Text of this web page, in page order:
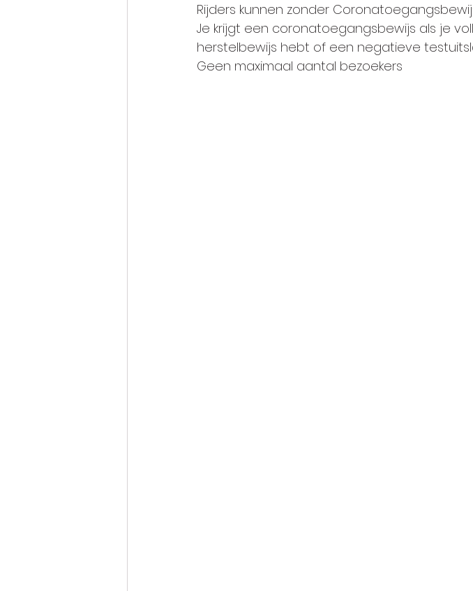
Rijders kunnen zonder
Je krijgt een coronatoegangsbewijs als je
herstelbewijs hebt of een negatieve
Geen maximaal aantal bezoekers